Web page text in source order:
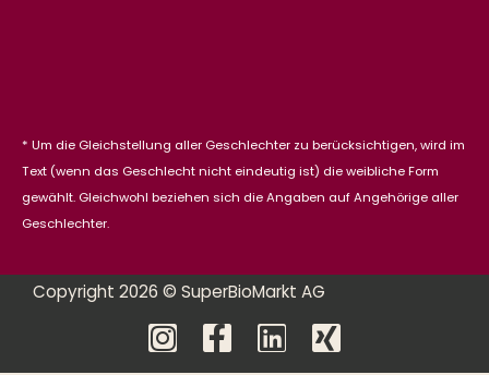
* Um die Gleichstellung aller Geschlechter zu berücksichtigen, wird im
Text (wenn das Geschlecht nicht eindeutig ist) die weibliche Form
gewählt. Gleichwohl beziehen sich die Angaben auf Angehörige aller
Geschlechter.
Copyright 2026 © SuperBioMarkt AG